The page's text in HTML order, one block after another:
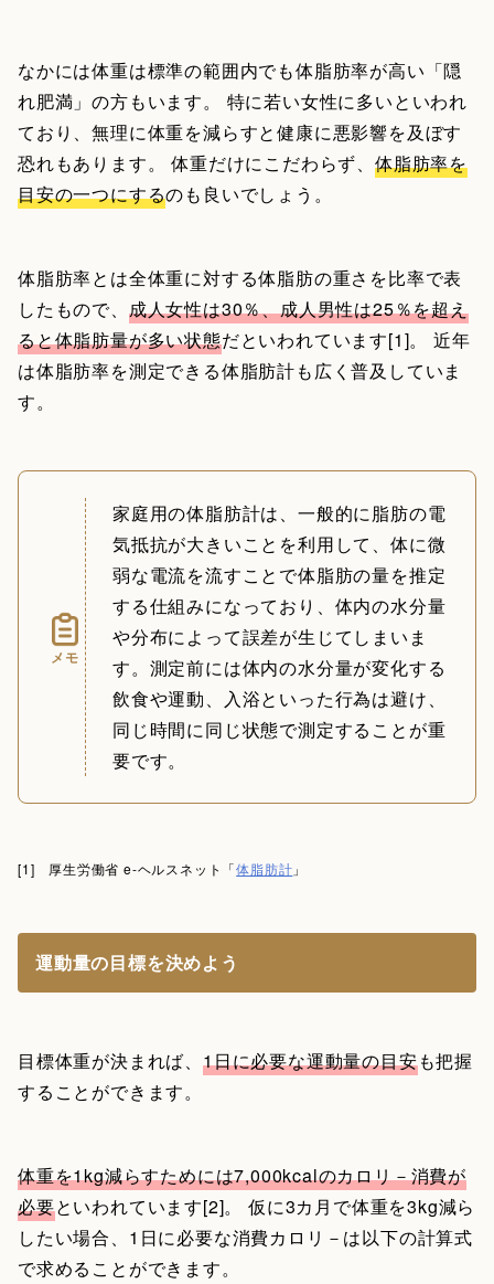
なかには体重は標準の範囲内でも体脂肪率が高い「隠
れ肥満」の方もいます。 特に若い女性に多いといわれ
ており、無理に体重を減らすと健康に悪影響を及ぼす
恐れもあります。 体重だけにこだわらず、体脂肪率を
目安の一つにするのも良いでしょう。
体脂肪率とは全体重に対する体脂肪の重さを比率で表
したもので、 成人女性は30％、成人男性は25％を超え
ると体脂肪量が多い状態だといわれています[1]。 近年
は体脂肪率を測定できる体脂肪計も広く普及していま
す。
メモ
家庭用の体脂肪計は、一般的に脂肪の電
気抵抗が大きいことを利用して、体に微
弱な電流を流すことで体脂肪の量を推定
する仕組みになっており、体内の水分量
や分布によって誤差が生じてしまいま
す。測定前には体内の水分量が変化する
飲食や運動、入浴といった行為は避け、
同じ時間に同じ状態で測定することが重
要です。
[1] 厚生労働省 e-ヘルスネット「体脂肪計 」
運動量の目標を決めよう
目標体重が決まれば、 1日に必要な運動量の目安も把握
することができます。
体重を1kg減らすためには7,000kcalのカロリ－消費が
必要といわれています[2]。 仮に3カ月で体重を3kg減ら
したい場合、1日に必要な消費カロリ－は以下の計算式
で求めることができます。